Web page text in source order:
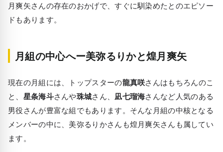
月爽矢さんの存在のおかげで、すぐに馴染めたとのエピソー
ドもあります。
月組の中心へー美弥るりかと煌月爽矢
現在の月組には、トップスターの龍真咲さんはもちろんのこ
と、 星条海斗さんや珠城さん、 凪七瑠海さんなど人気のある
男役さんが豊富な組でもあります。そんな月組の中核となる
メンバーの中に、美弥るりかさんも煌月爽矢さんも属してい
ます。